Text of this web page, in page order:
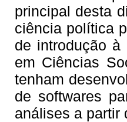
principal desta
ciência política
de introdução à
em Ciências
tenham
de softwares
análises a partir